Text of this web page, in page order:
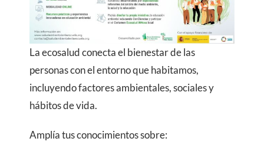
La ecosalud conecta el bienestar de las
personas con el entorno que habitamos,
incluyendo factores ambientales, sociales y
hábitos de vida.
Amplía tus conocimientos sobre: